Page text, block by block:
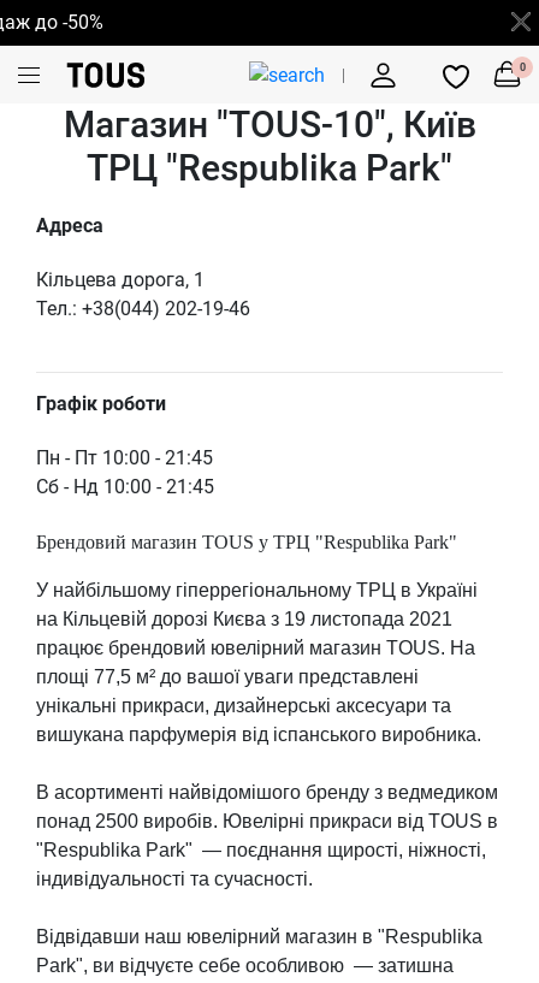
50%
0
Магазин "TOUS-10", Київ
ТРЦ "Respublika Park"
Адреса
Кільцева дорога, 1
Тел.: +38(044) 202-19-46
Графік роботи
Пн - Пт 10:00 - 21:45
Сб - Нд 10:00 - 21:45
Брендовий магазин TOUS у ТРЦ "Respublika Park"
У найбільшому гіперрегіональному ТРЦ в Україні
на Кільцевій дорозі Києва з 19 листопада 2021
працює брендовий ювелірний магазин TOUS. На
площі 77,5 м² до вашої уваги представлені
унікальні прикраси, дизайнерські аксесуари та
вишукана парфумерія від іспанського виробника.
В асортименті найвідомішого бренду з ведмедиком
понад 2500 виробів. Ювелірні прикраси від TOUS в
"Respublika Park" — поєднання щирості, ніжності,
індивідуальності та сучасності.
Відвідавши наш ювелірний магазин в "Respublika
Park", ви відчуєте себе особливою — затишна